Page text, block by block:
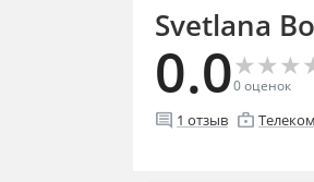
Svetlana
0.0★
★★
★★
★
0оценок
comment 1 отзыв enterprise